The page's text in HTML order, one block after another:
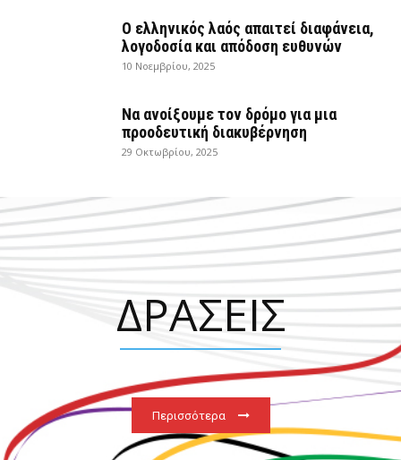
Ο ελληνικός λαός απαιτεί διαφάνεια,
λογοδοσία και απόδοση ευθυνών
10 Νοεμβρίου, 2025
Να ανοίξουμε τον δρόμο για μια
προοδευτική διακυβέρνηση
29 Οκτωβρίου, 2025
ΔΡΑΣΕΙΣ
Περισσότερα